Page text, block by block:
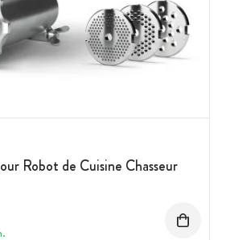
Robot de Cuisine Chasseur